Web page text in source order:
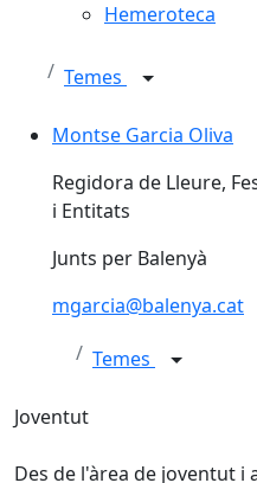
Hemeroteca
Temes
Montse Garcia Oliva
Montse Garcia Oliva
Regidora de Lleure,
i Entitats
Junts per Balenyà
mgarcia@balenya.cat
Temes
Joventut
Des de l'àrea de joventut i